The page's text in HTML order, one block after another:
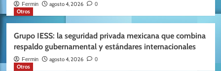
Fermin agosto 4, 2026 0
Otros
Grupo IESS: la seguridad privada mexicana que combina
respaldo gubernamental y estándares internacionales
Fermin agosto 4, 2026 0
Otros